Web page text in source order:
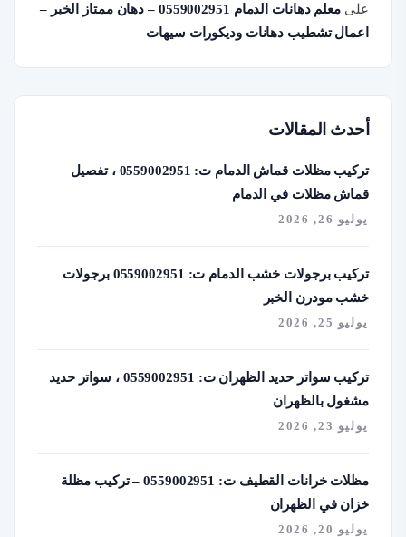
على
معلم دهانات الدمام 0559002951 – دهان ممتاز الخبر –
اعمال تشطيب دهانات وديكورات سيهات
أحدث المقالات
تركيب مظلات قماش الدمام ت: 0559002951 ، تفصيل
قماش مظلات في الدمام
يوليو 26, 2026
تركيب برجولات خشب الدمام ت: 0559002951 برجولات
خشب مودرن الخبر
يوليو 25, 2026
تركيب سواتر حديد الظهران ت: 0559002951 ، سواتر حديد
مشغول بالظهران
يوليو 23, 2026
مظلات خرانات القطيف ت: 0559002951 – تركيب مظلة
خزان في الظهران
يوليو 20, 2026